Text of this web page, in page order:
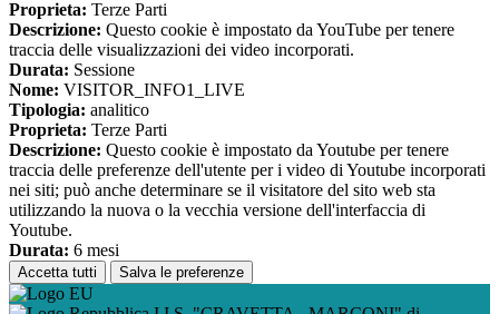
Proprieta: Terze Parti
Descrizione: Questo cookie è impostato da YouTube per tenere
traccia delle visualizzazioni dei video incorporati.
Durata: Sessione
Nome: VISITOR_INFO1_LIVE
Tipologia: analitico
Proprieta: Terze Parti
Descrizione: Questo cookie è impostato da Youtube per tenere
traccia delle preferenze dell'utente per i video di Youtube incorporati
nei siti; può anche determinare se il visitatore del sito web sta
utilizzando la nuova o la vecchia versione dell'interfaccia di
Youtube.
Durata: 6 mesi
Accetta tutti Salva le preferenze